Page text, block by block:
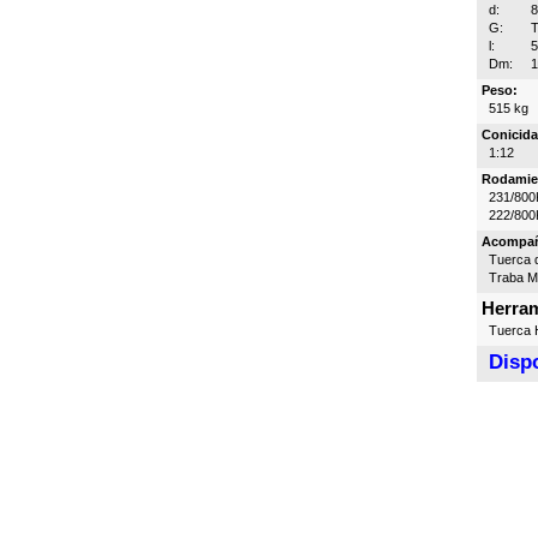
d:
G:
l:
Dm:
Peso:
515 kg
1:12
231/
222/
Tuerca
Traba
Tuerca